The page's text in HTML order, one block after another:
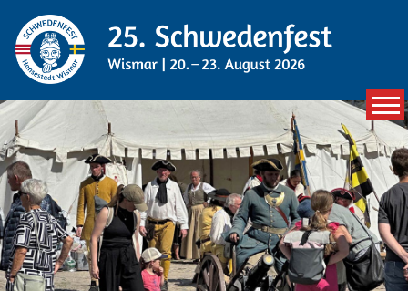
Inhalt
springen
20. bis 23. August 2026